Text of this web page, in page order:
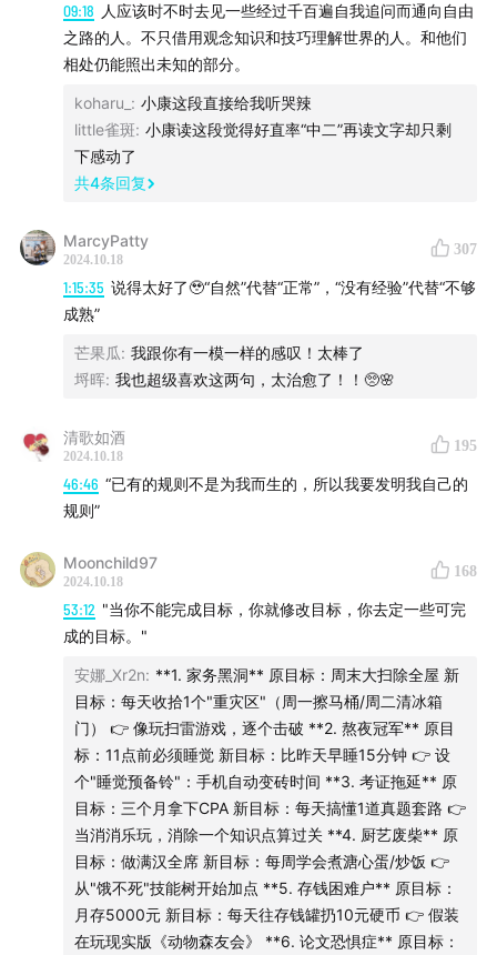
王：为了避免发生冲突，用没有敌意（冷嘲热讽）
的方式表达愤怒，表面说没事但心里非常有事
康：自认为已经伪装，但把所有情绪写在了脸上
洞：在打车时会不得不压抑真实需求
当我们开始袒露“真”——
张春什么时候意识到自己会一往无前地自我袒露？
不同人生阶段，袒露“真”会带来什么后果？
活着是唯一的真问题
成为一个自己定义规则的人——
建属于自己的新规则
制定规则是一种权力，规则有时会越过边界成为枷
作为“身弱之人”，如何走出挣扎和自责，学会自我接
张春哈学：从哈佛大学到哈利波特，用相信去产生
自我实现的体验
张春和“张春时刻”
“张春时刻”也有95%是失败的体验，但那5%格外珍
09:18 人应该时不时去见一些经过千百遍自我追问而通向自由
之路的人。不只借用观念知识和技巧理解世界的人。和他们
相处仍能照出未知的部分。
koharu_ : 小康这段直接给我听哭辣
little雀斑: 小康读这段觉得好直率“中二”再读文字却只剩
下感动了
共4条回复
MarcyPatty
2024.10.18
307
1:15:35 说得太好了🥹“自然”代替“正常”，“没有经验”代替“不够
成熟”
芒果瓜: 我跟你有一模一样的感叹！太棒了
埒晖: 我也超级喜欢这两句，太治愈了！！🥺🌸
清歌如酒
2024.10.18
195
46:46 “已有的规则不是为我而生的，所以我要发明我自己的
规则”
Moonchild97
2024.10.18
168
53:12 "当你不能完成目标，你就修改目标，你去定一些可完
成的目标。"
安娜_Xr2n: **1. 家务黑洞** 原目标：周末大扫除全屋 新
目标：每天收拾1个"重灾区"（周一擦马桶/周二清冰箱
门） 👉 像玩扫雷游戏，逐个击破 **2. 熬夜冠军** 原目
标：11点前必须睡觉 新目标：比昨天早睡15分钟 👉 设
个"睡觉预备铃"：手机自动变砖时间 **3. 考证拖延** 原
目标：三个月拿下CPA 新目标：每天搞懂1道真题套路 👉
当消消乐玩，消除一个知识点算过关 **4. 厨艺废柴** 原
目标：做满汉全席 新目标：每周学会煮溏心蛋/炒饭 👉
从"饿不死"技能树开始加点 **5. 存钱困难户** 原目标：
月存5000元 新目标：每天往存钱罐扔10元硬币 👉 假装
在玩现实版《动物森友会》 **6. 论文恐惧症** 原目标：